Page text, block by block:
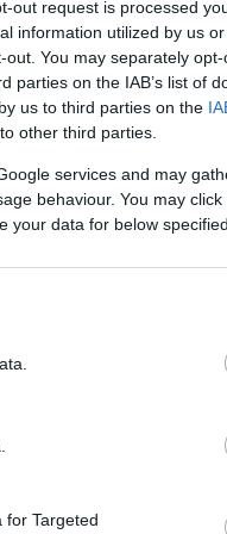
out request is processed
information utilized by us
You may separately
parties on the IAB’s list of
us to third parties on the
other third parties.
services and may
behaviour. You may
your data for below
for Targeted
της
Πάμε στα
σε σχέση με
με το 2018 (
του ίδιου
και 1.022
των
μας! Που
πρόβλημα στη